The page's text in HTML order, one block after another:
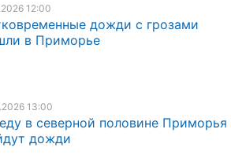
12:00
дожди с грозами
в Приморье
13:00
в северной половине Приморья
дожди